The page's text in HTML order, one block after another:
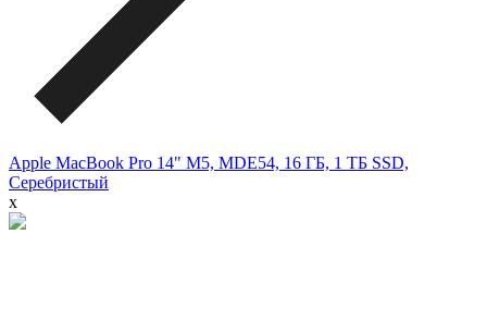
Apple MacBook Pro 14" M5, MDE54, 16 ГБ, 1 ТБ SSD,
Серебристый
x